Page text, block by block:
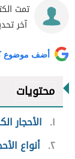
تمت
آخر
أضف موضوع
محتويات
١
الأحجار
٢ أنواع